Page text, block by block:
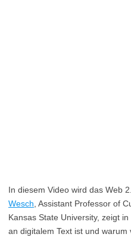
In diesem Video wird das Web
Wesch , Assistant Professor of
Kansas State University, zeigt
an digitalem Text ist und